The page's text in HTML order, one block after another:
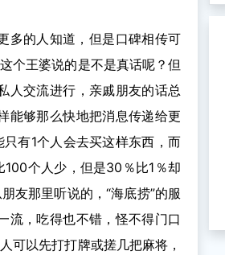
多的人知道，但是口碑相传可
个王婆说的是不是真话呢？但
人交流进行，亲戚朋友的话总
能够那么快地把消息传递给更
有1个人会去买这样东西，而
个人少，但是30％比1％却
友那里听说的，“海底捞”的服
流，吃得也不错，怪不得门口
可以先打打牌或搓几把麻将，